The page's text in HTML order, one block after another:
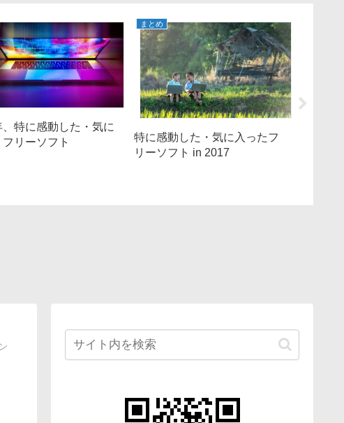
、特に感動した・気に
フリーソフト
まとめ
特に感動した・気に入ったフ
リーソフト in 2017